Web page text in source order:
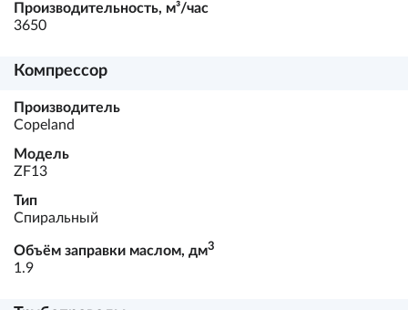
Производительность, м³/час
3650
Компрессор
Производитель
Copeland
Модель
ZF13
Тип
Спиральный
Объём заправки маслом, дм3
1.9